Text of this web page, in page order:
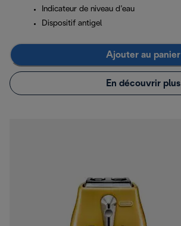
Indicateur de niveau d’eau
Dispositif antigel
Ajouter au panier
En découvrir plus